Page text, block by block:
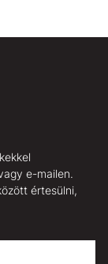
e-mailen.
értesülni,